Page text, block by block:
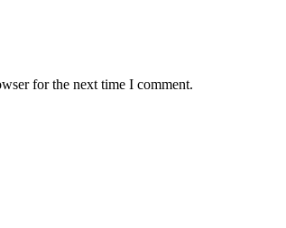
for the next time I comment.